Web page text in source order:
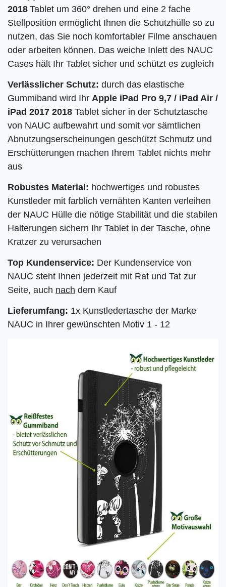
2018 Tablet um 360° drehen und eine 2 fache
Stellposition ermöglicht Ihnen die Schutzhülle so zu
nutzen, das Sie noch komfortabler Filme anschauen
oder arbeiten können. Das weiche Inlett des NAUC
Cases hält Ihr Tablet sicher und schützt es zugleich
Verlässlicher Schutz: durch das elastische
Gummiband wird Ihr Apple iPad Pro 9,7 / iPad Air /
iPad 2017 2018 Tablet sicher in der Schutztasche
von NAUC aufbewahrt und somit vor sämtlichen
Abnutzungserscheinungen geschützt Schmutz und
Erschütterungen machen Ihrem Tablet nichts mehr
aus
Robustes Material: hochwertiges und robustes
Kunstleder mit farblich vernähten Kanten verleihen
der NAUC Hülle die nötige Stabilität und die stabilen
Halterungen sichern Ihr Tablet in der Tasche, ohne
Kratzer zu verursachen
Top Kundenservice: Der Kundenservice von
NAUC steht Ihnen jederzeit mit Rat und Tat zur
Seite, auch nach dem Kauf
Lieferumfang: 1x Kunstledertasche der Marke
NAUC in Ihrer gewünschten Motiv 1 - 12